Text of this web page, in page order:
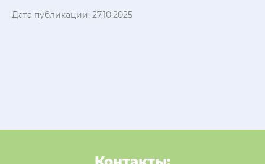
Дата публикации: 27.10.2025